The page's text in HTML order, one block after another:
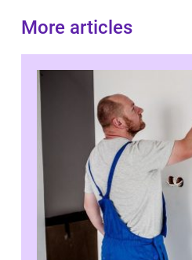
More articles